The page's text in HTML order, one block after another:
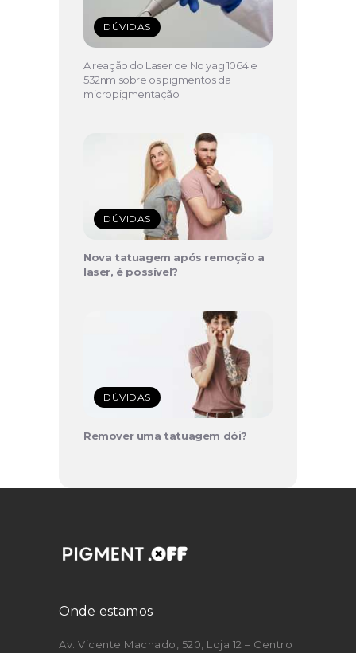
DÚVIDAS
A reação do Laser de Nd yag 1064 e
532nm sobre os pigmentos da
micropigmentação
DÚVIDAS
Nova tatuagem após remoção a
laser, é possível?
DÚVIDAS
Remover uma tatuagem dói?
Onde estamos
Av. Vicente Machado, 520, Loja 12 – Centro